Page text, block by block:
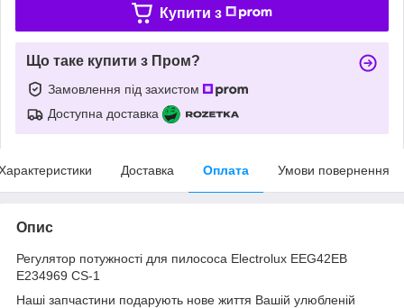
Купити з
Що таке купити з Пром?
Замовлення під захистом
Доступна доставка
Доставка Оплата Умови повернення
Опис
Регулятор потужності для пилососа Electrolux EEG42EB
E234969 CS-1
Наші запчастини подарують нове життя Вашій улюбленій